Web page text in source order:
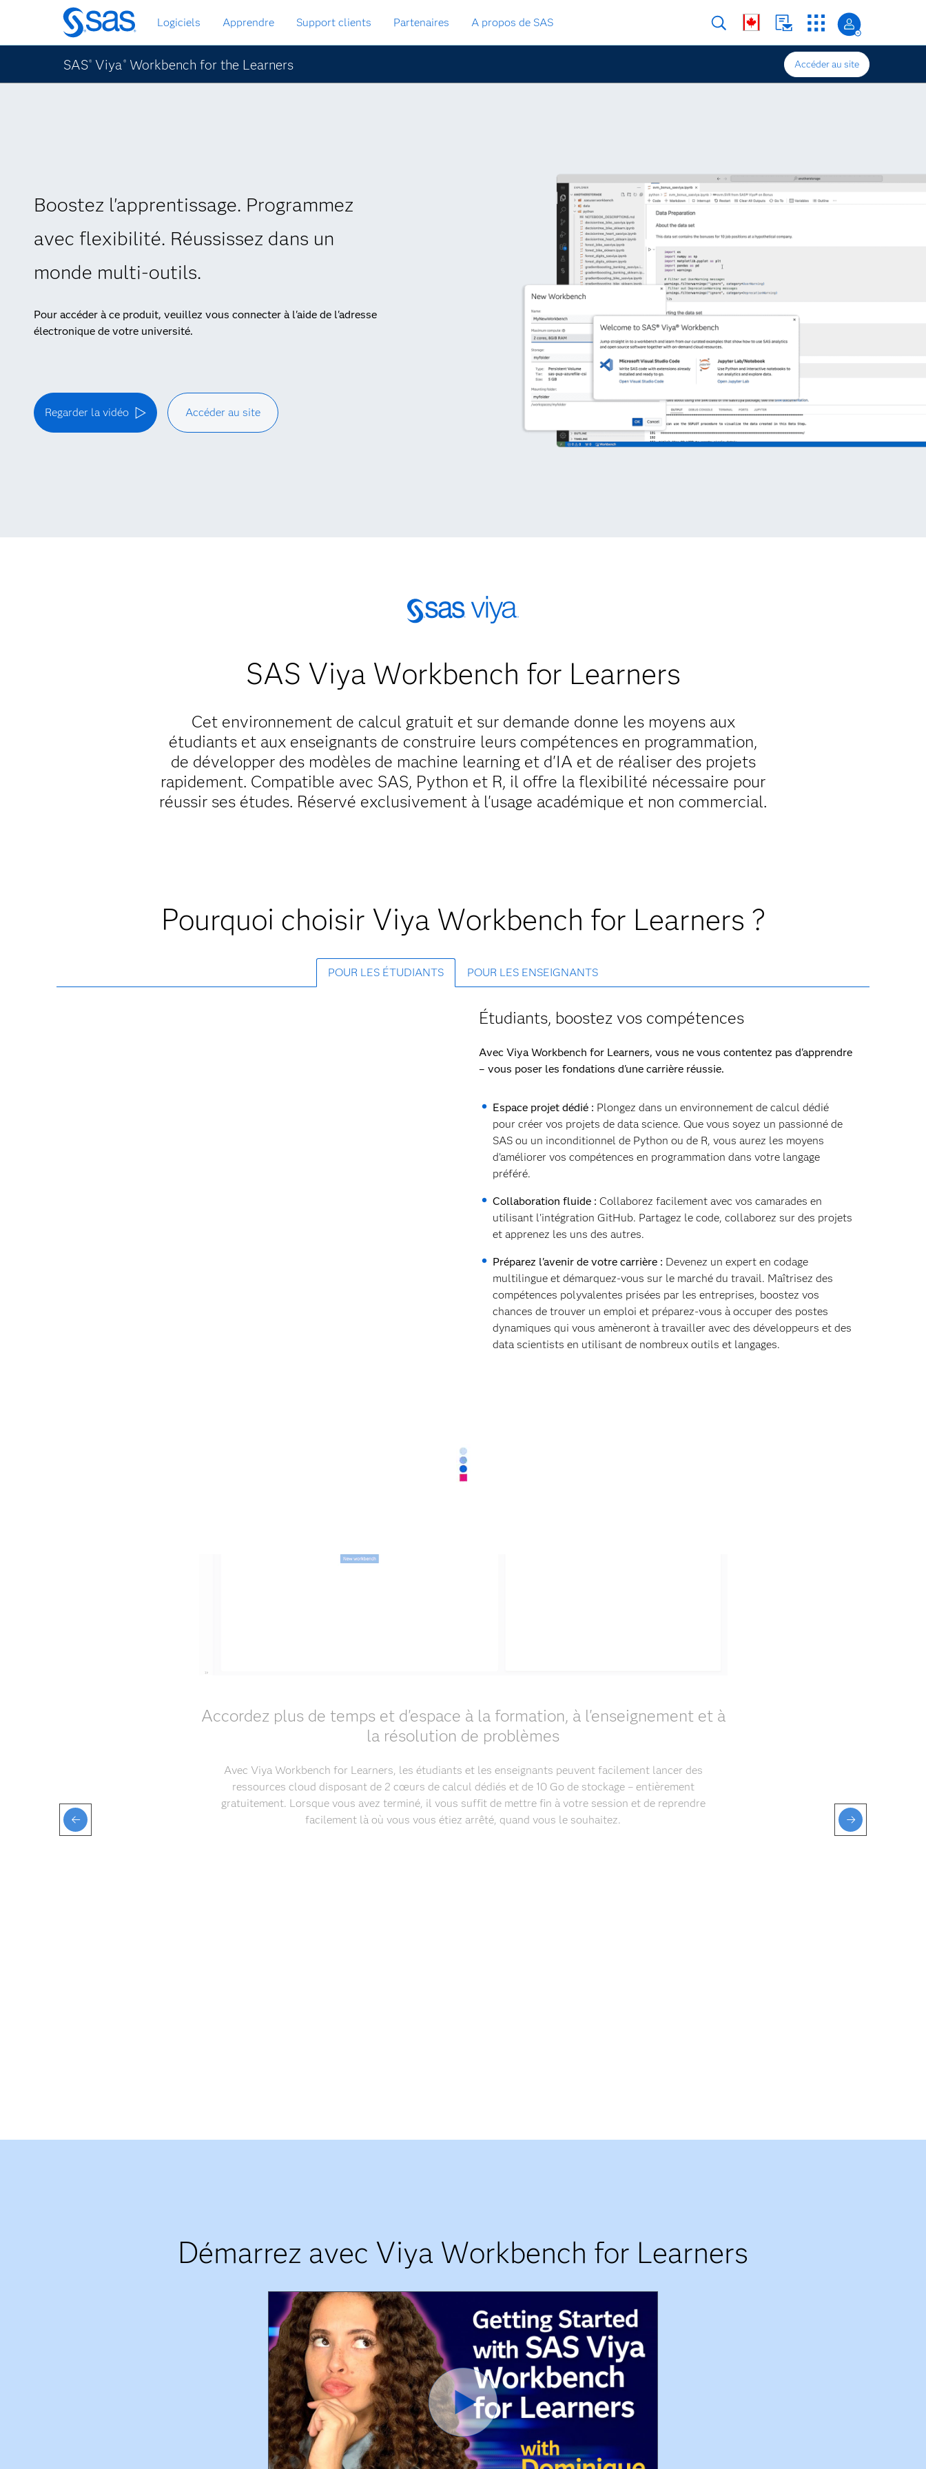
Passer
au
contenu
principal
Logiciels Apprendre Support clients Partenaires A propos de SAS
SAS® Viya®Workbench for the Learners Accéder au site
Boostez l'apprentissage. Programmez
avec flexibilité. Réussissez dans un
monde multi-outils.
Pour accéder à ce produit, veuillez vous connecter à l'aide de l'adresse
électronique de votre université.
Regarder la vidéo Accéder au site
SAS Viya Workbench for Learners
Cet environnement de calcul gratuit et sur demande donne les moyens aux
étudiants et aux enseignants de construire leurs compétences en programmation,
de développer des modèles de machine learning et d'IA et de réaliser des projets
rapidement. Compatible avec SAS, Python et R, il offre la flexibilité nécessaire pour
réussir ses études. Réservé exclusivement à l'usage académique et non commercial.
Pourquoi choisir Viya Workbench for Learners ?
POUR LES ÉTUDIANTS POUR LES ENSEIGNANTS
Étudiants, boostez vos compétences
Avec Viya Workbench for Learners, vous ne vous contentez pas d'apprendre
– vous poser les fondations d'une carrière réussie.
Espace projet dédié : Plongez dans un environnement de calcul dédié
pour créer vos projets de data science. Que vous soyez un passionné de
SAS ou un inconditionnel de Python ou de R, vous aurez les moyens
d'améliorer vos compétences en programmation dans votre langage
préféré.
Collaboration fluide : Collaborez facilement avec vos camarades en
utilisant l'intégration GitHub. Partagez le code, collaborez sur des projets
et apprenez les uns des autres.
Préparez l'avenir de votre carrière : Devenez un expert en codage
multilingue et démarquez-vous sur le marché du travail. Maîtrisez des
compétences polyvalentes prisées par les entreprises, boostez vos
chances de trouver un emploi et préparez-vous à occuper des postes
dynamiques qui vous amèneront à travailler avec des développeurs et des
data scientists en utilisant de nombreux outils et langages.
Accordez plus de temps et d'espace à la formation, à l'enseignement et à
la résolution de problèmes
Avec Viya Workbench for Learners, les étudiants et les enseignants peuvent facilement lancer des
ressources cloud disposant de 2 cœurs de calcul dédiés et de 10 Go de stockage – entièrement
gratuitement. Lorsque vous avez terminé, il vous suffit de mettre fin à votre session et de reprendre
facilement là où vous vous étiez arrêté, quand vous le souhaitez.
Démarrez avec Viya Workbench for Learners